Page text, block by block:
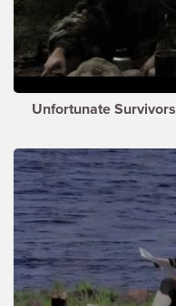
Unfortunate Survivors